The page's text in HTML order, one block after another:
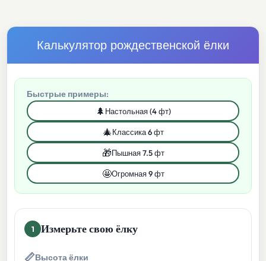
Калькулятор рождественской ёлки
Быстрые примеры:
🌲 Настольная (4 фт)
🎄Классика 6 фт
🎁Пышная 7.5 фт
🤩Огромная 9 фт
1 Измерьте свою ёлку
📏Высота ёлки